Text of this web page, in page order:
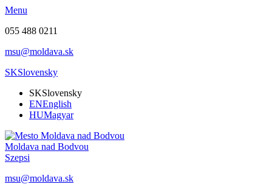
Menu
055 488 0211
msu@moldava.sk
SKSlovensky
SKSlovensky
ENEnglish
HUMagyar
Moldava nad Bodvou
Szepsi
msu@moldava.sk